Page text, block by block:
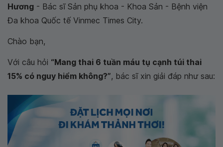
Hương - Bác sĩ Sản phụ khoa - Khoa Sản - Bệnh viện
Đa khoa Quốc tế Vinmec Times City.
Chào bạn,
Với câu hỏi “Mang thai 6 tuần máu tụ cạnh túi thai
15% có nguy hiểm không?”, bác sĩ xin giải đáp như sau: